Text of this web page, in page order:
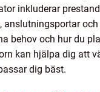
inkluderar
anslutningsportar
behov och hur du
kan hjälpa dig att
dig bäst.